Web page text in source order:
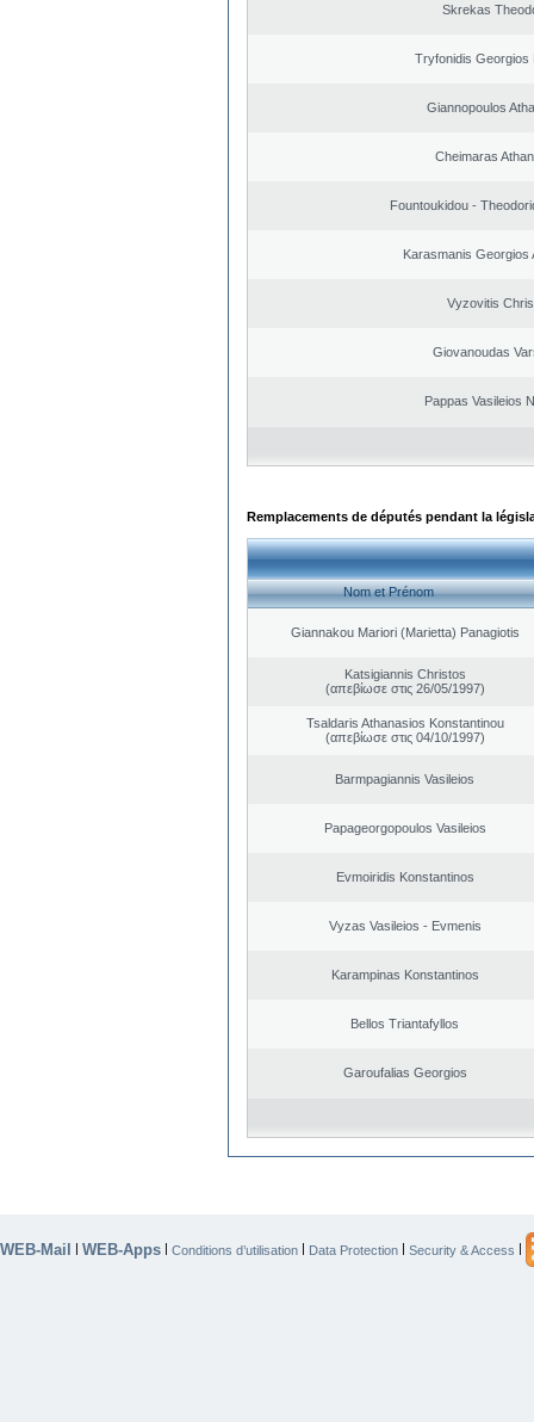
Skrekas
Tryfonidis Georgios
Giannopoulos
Cheimaras
Fountoukidou -
Karasmanis Georgios
Vyzovitis
Giovanoudas
Pappas Vasileios
Remplacements de députés pendant la
Nom et Prénom
Giannakou Mariori (Marietta) Panagiotis
Katsigiannis Christos
(απεβίωσε στις 26/05/1997)
Tsaldaris Athanasios Konstantinou
(απεβίωσε στις 04/10/1997)
Barmpagiannis Vasileios
Papageorgopoulos Vasileios
Evmoiridis Konstantinos
Vyzas Vasileios - Evmenis
Karampinas Konstantinos
Bellos Triantafyllos
Garoufalias Georgios
WEB-Mail | WEB-Apps | Conditions d’utilisation | Data Protection | Security & Access |